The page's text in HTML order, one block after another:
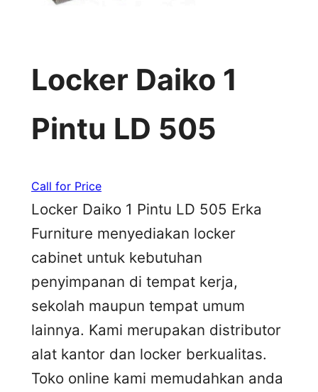
Locker Daiko 1
Pintu LD 505
Call for Price
Locker Daiko 1 Pintu LD 505 Erka
Furniture menyediakan locker
cabinet untuk kebutuhan
penyimpanan di tempat kerja,
sekolah maupun tempat umum
lainnya. Kami merupakan distributor
alat kantor dan locker berkualitas.
Toko online kami memudahkan anda